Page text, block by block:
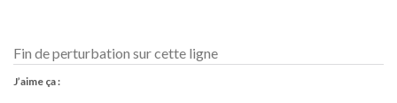
Fin de perturbation sur cette ligne
J’aime ça :